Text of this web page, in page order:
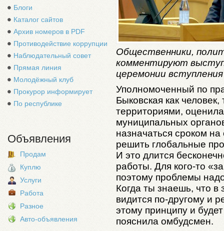
Блоги
Каталог сайтов
Архив номеров в PDF
Противодействие коррупции
Наблюдательный совет
Прямая линия
Молодёжный клуб
Прокурор информирует
По республике
Объявления
Продам
Куплю
Услуги
Работа
Разное
Авто-объявления
Общественники,
комментируют
церемонии
Уполномоченный по
Быковская как
территориями,
муниципальных
назначаться сроком
решить глобальные
И это длится
работы. Для кого-то
поэтому проблемы
Когда ты знаешь, что в
видится по-другому и
этому принципу и
пояснила омбудсмен.